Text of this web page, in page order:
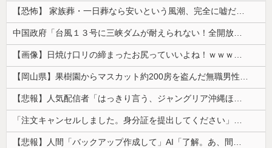
【恐怖】 家族葬・一日葬なら安いという風潮、完全に嘘だった・・・・
中国政府「台風１３号に三峡ダムが耐えられない！全開放流しろ！」⇒ 下流域の街が壊滅状態ｗｗｗｗｗ
【画像】日焼け口リの締まったお尻っていいよね！ｗｗｗｗｗ
【岡山県】果樹園からマスカット約200房を盗んだ無職男性を逮捕「ぶどうを売って生活費に充てていた」※氏名非公開
【悲報】人気配信者「はっきり言う、ジャングリア沖縄ほんとーーーーーーーーにおもんない！！！！」→炎上
「注文キャンセルしました。身分証を提出してください」とAmazonから突然のメール、怪しすぎるのでカスタマーに確認したら……
【悲報】人間「バックアップ作成して」AI「了解。あ、間違えちゃったｗ」→シャレにならないやらかしで終わるｗｗｗｗｗ